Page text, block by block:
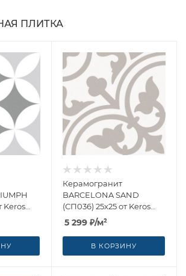
ПЛИТКА
Keros
Керамогранит
BARCELONA SAND
(СП036) 25x25 от Keros
Ceramica (Испания)
5 299 ₽/м²
В КОРЗИНУ